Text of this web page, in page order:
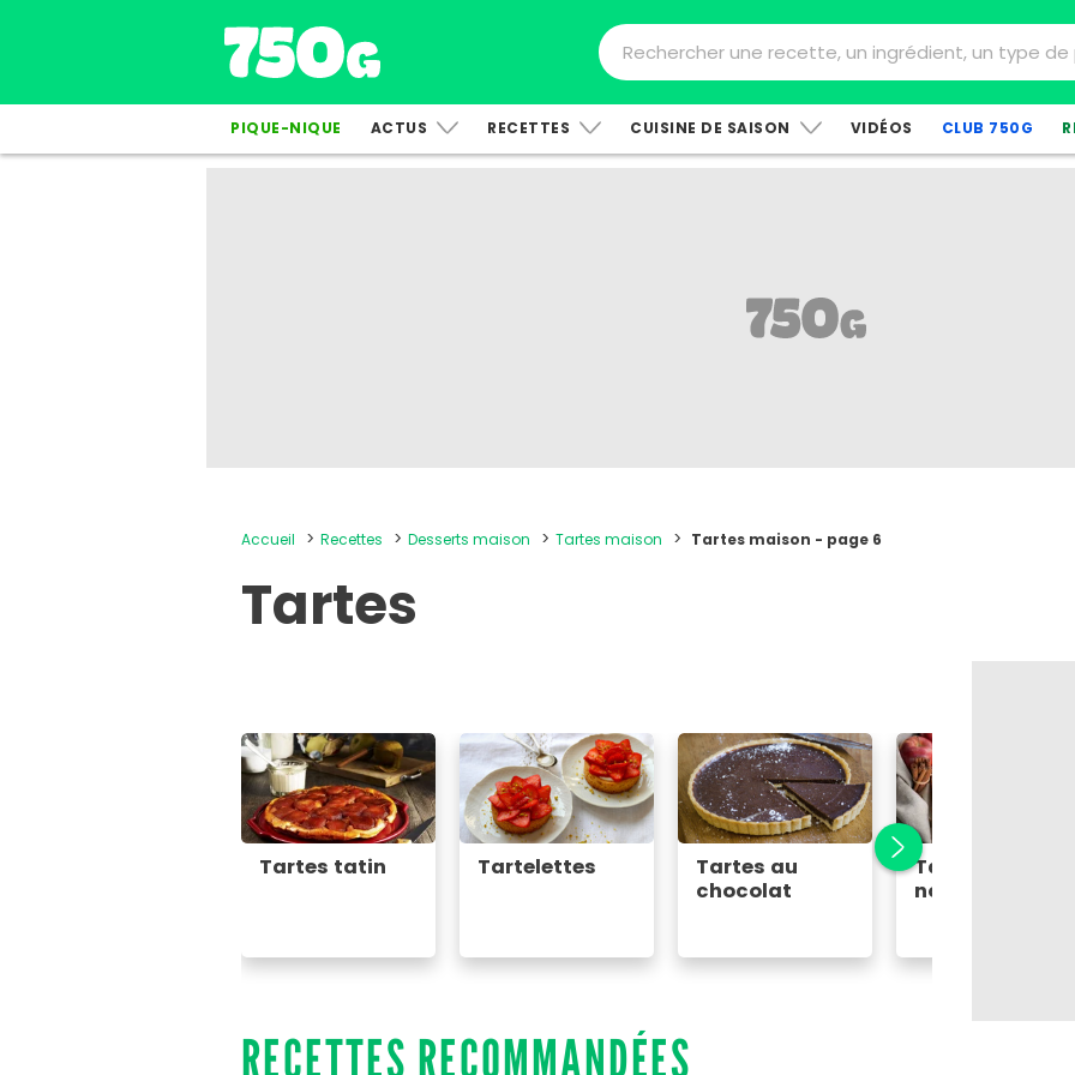
PIQUE-NIQUE ACTUS RECETTES CUISINE DE SAISON VIDÉOS CLUB 750G
Accueil Recettes Desserts maison Tartes maison Tartes maison - page 6
Tartes
Tartes tatin Tartelettes
Tartes au
chocolat
Tartes
normandes
RECETTES RECOMMANDÉES